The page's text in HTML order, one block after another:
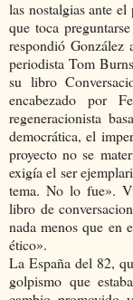
las nostalgias ante
que toca
respondió González
periodista Tom
su libro
encabezado por
regeneracionista
democrática, el
proyecto no se
exigía el ser
tema. No lo fue».
libro de
nada menos que en
ético».
La España del 82,
golpismo que